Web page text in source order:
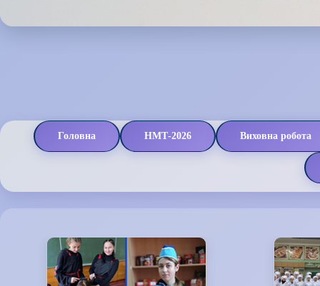
Головна НМТ-2026 Виховна робота